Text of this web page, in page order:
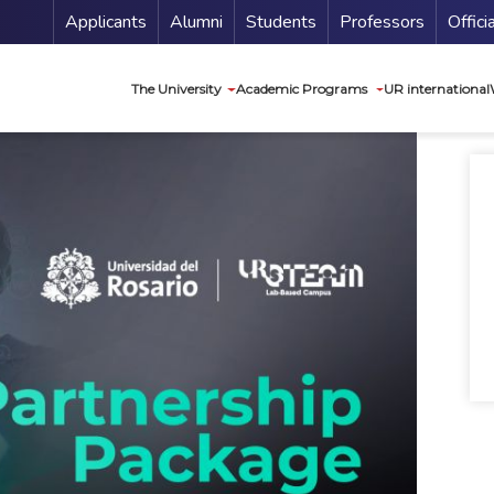
Menu Secundario
Applicants Alumni Students Professors
The University Academic Programs UR international